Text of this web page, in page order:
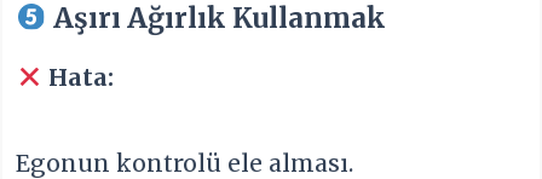
Aşırı Ağırlık Kullanmak
Hata:
Egonun kontrolü ele alması.